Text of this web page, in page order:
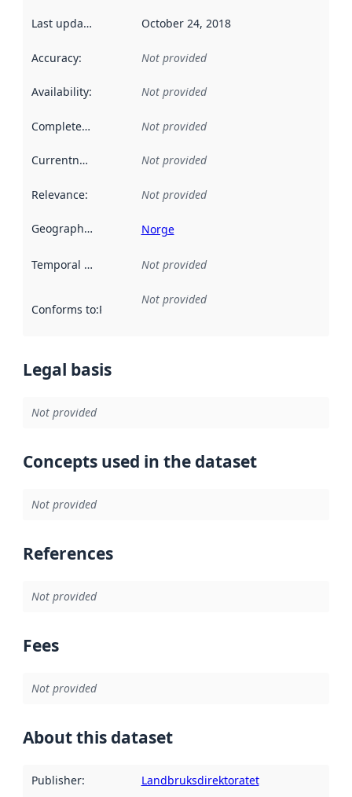
Last updated October 24, 2018
Accuracy: Not provided
Availability: Not provided
Completeness Not provided
Currentness Not provided
Relevance: Not provided
Geographical scope Norge
Temporal scope Not provided
Conforms to:Reference to an implementation rule or other
Not provided
Legal basis
Not provided
Concepts used in the dataset
Not provided
References
Not provided
Fees
Not provided
About this dataset
Publisher: Landbruksdirektoratet